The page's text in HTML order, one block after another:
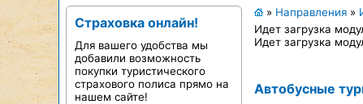
Страховка онлайн!
Для вашего удобства мы
добавили возможность
покупки туристического
страхового полиса прямо на
нашем сайте!
» Направления »
Идет загрузка
Идет загрузка
Автобусные